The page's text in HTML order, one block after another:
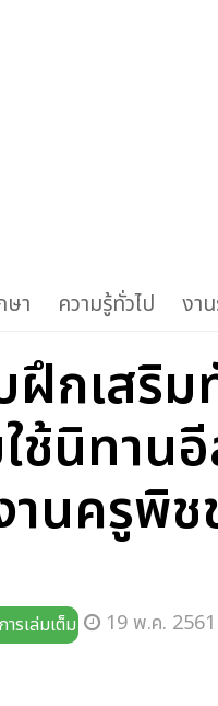
ษา ความรู้ทั่วไป งา
กเสริม
ช้นิทาน
นครูพิช
รเล่มเต็ม 19 พ.ค.